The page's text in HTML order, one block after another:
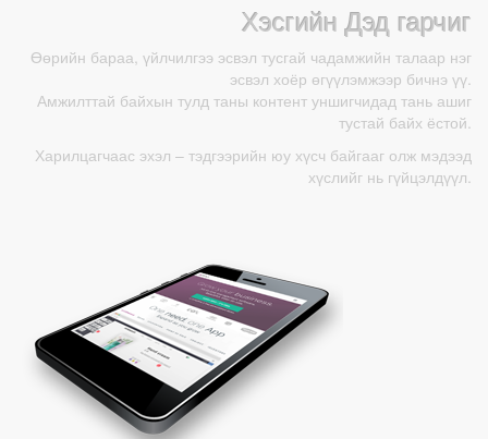
Хэсгийн Дэд гарчиг
Өөрийн бараа, үйлчилгээ эсвэл тусгай чадамжийн талаар нэг
эсвэл хоёр өгүүлэмжээр бичнэ үү.
Амжилттай байхын тулд таны контент уншигчидад тань ашиг
тустай байх ёстой.
Харилцагчаас эхэл – тэдгээрийн юу хүсч байгааг олж мэдээд
хүслийг нь гүйцэлдүүл.